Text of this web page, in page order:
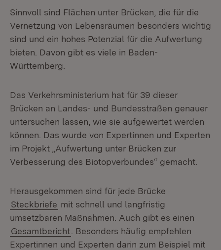
Sinnvoll sind Flächen unter Brücken, die für die
Vernetzung von Lebensräumen besonders wichtig
sind und ein hohes Potenzial für die Aufwertung
bieten. Davon gibt es viele in Baden-
Württemberg.
Das Verkehrsministerium hat für 39 dieser
Brücken an Landes- und Bundesstraßen genauer
untersuchen lassen, wie sie aufgewertet werden
können. Das wurde von Expertinnen und Experten
im Projekt „Aufwertung unter Brücken zur
Verbesserung des Biotopverbundes“ gemacht.
Herausgekommen sind für jede Brücke
Steckbriefe mit schnell und langfristig
umsetzbaren Maßnahmen. Auch gibt es einen
Gesamtbericht . Besonders häufig empfehlen
Expertinnen und Experten darin zum Beispiel mit